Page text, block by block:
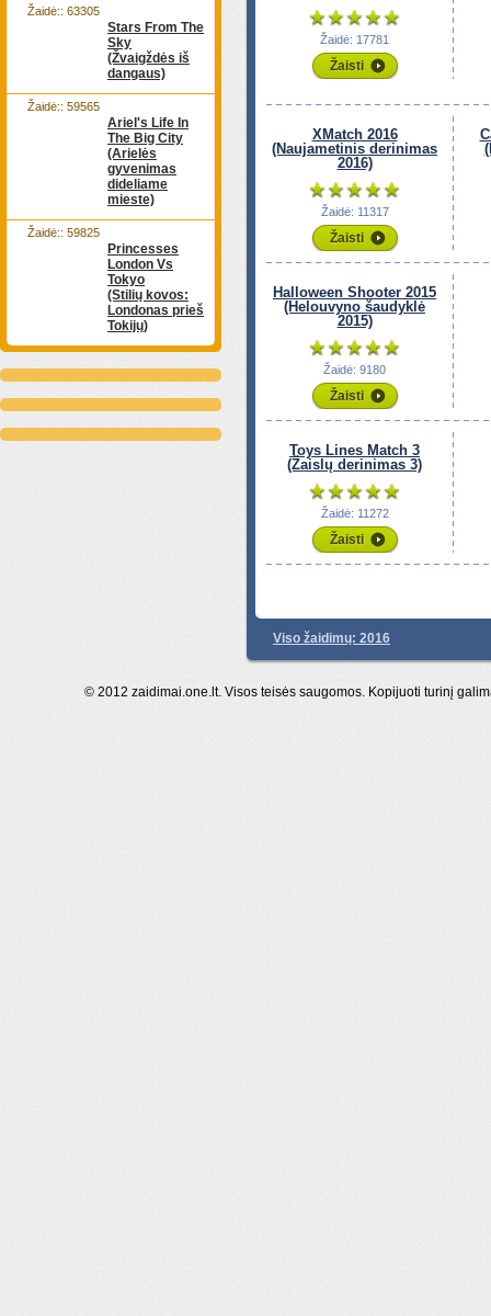
Stars From The
Sky
(Žvaigždės iš
dangaus)
Žaidė:: 63305
Ariel's Life In
The Big City
(Arielės
gyvenimas
dideliame
mieste)
Žaidė:: 59565
Princesses
London Vs
Tokyo
(Stilių kovos:
Londonas prieš
Tokijų)
Žaidė:: 59825
Žaidė: 17781
Žaisti
XMatch 2016
(Naujametinis derinimas
2016)
Žaidė: 11317
Žaisti
Halloween Shooter 2015
(Helouvyno šaudyklė
2015)
Žaidė: 9180
Žaisti
Toys Lines Match 3
(Žaislų derinimas 3)
Žaidė: 11272
Žaisti
Viso žaidimų: 2016
© 2012 zaidimai.one.lt. Visos teisės saugomos. Kopijuoti turinį